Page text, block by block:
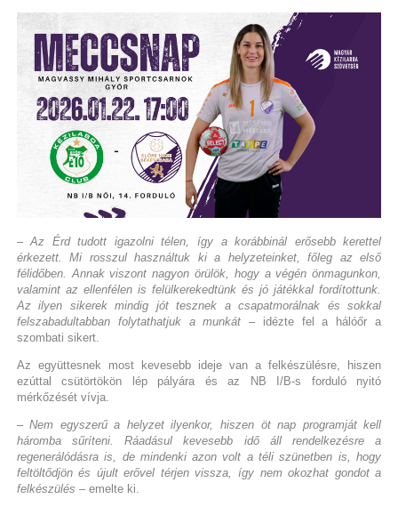
– Az Érd tudott igazolni télen, így a korábbinál erősebb kerettel
érkezett. Mi rosszul használtuk ki a helyzeteinket, főleg az első
félidőben. Annak viszont nagyon örülök, hogy a végén önmagunkon,
valamint az ellenfélen is felülkerekedtünk és jó játékkal fordítottunk.
Az ilyen sikerek mindig jót tesznek a csapatmorálnak és sokkal
felszabadultabban folytathatjuk a munkát – idézte fel a hálóőr a
szombati sikert.
Az együttesnek most kevesebb ideje van a felkészülésre, hiszen
ezúttal csütörtökön lép pályára és az NB I/B-s forduló nyitó
mérkőzését vívja.
– Nem egyszerű a helyzet ilyenkor, hiszen öt nap programját kell
háromba sűríteni. Ráadásul kevesebb idő áll rendelkezésre a
regenerálódásra is, de mindenki azon volt a téli szünetben is, hogy
feltöltődjön és újult erővel térjen vissza, így nem okozhat gondot a
felkészülés – emelte ki.